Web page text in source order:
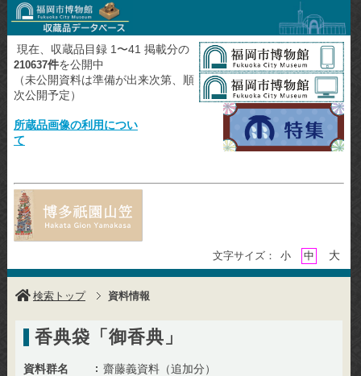
現在、収蔵品目録 1〜41 掲載分の
210637件を公開中
（未公開資料は準備が出来次第、順
次公開予定）
所蔵品画像の利用につい
て
文字サイズ： 小 中 大
検索トップ 資料情報
香典袋「御香典」
資料群名 齋藤義資料（追加分）